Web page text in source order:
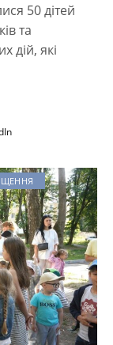
50 дітей
та
дій, які